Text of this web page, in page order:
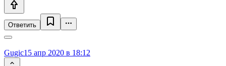
Ответить
Gugic15 апр 2020 в 18:12